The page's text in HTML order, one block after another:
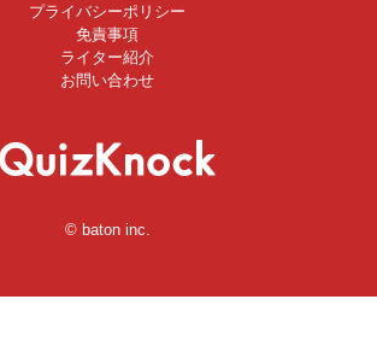
プライバシーポリシー
免責事項
ライター紹介
お問い合わせ
© baton inc.